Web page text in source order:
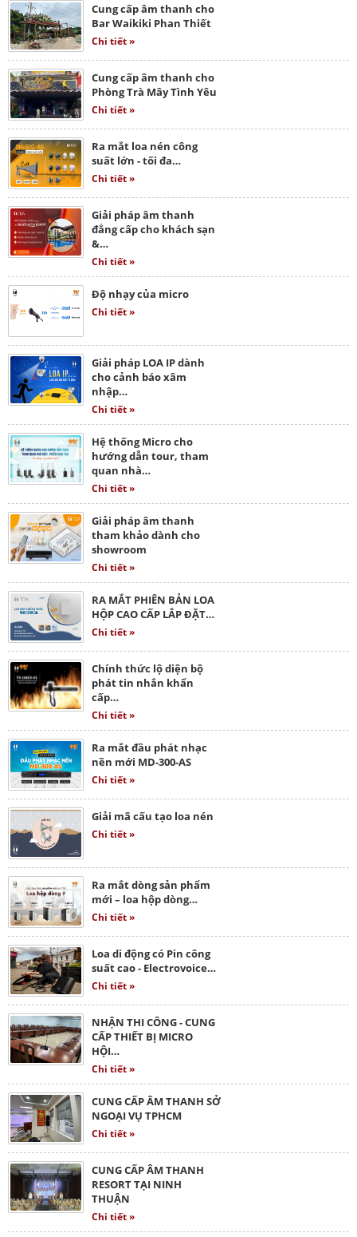
Cung cấp âm thanh cho
Bar Waikiki Phan Thiết
Chi tiết »
Cung cấp âm thanh cho
Phòng Trà Mây Tình Yêu
Chi tiết »
Ra mắt loa nén công
suất lớn - tối đa…
Chi tiết »
Giải pháp âm thanh
đẳng cấp cho khách sạn
&…
Chi tiết »
Độ nhạy của micro
Chi tiết »
Giải pháp LOA IP dành
cho cảnh báo xâm
nhập…
Chi tiết »
Hệ thống Micro cho
hướng dẫn tour, tham
quan nhà…
Chi tiết »
Giải pháp âm thanh
tham khảo dành cho
showroom
Chi tiết »
RA MẮT PHIÊN BẢN LOA
HỘP CAO CẤP LẮP ĐẶT…
Chi tiết »
Chính thức lộ diện bộ
phát tin nhắn khẩn
cấp…
Chi tiết »
Ra mắt đầu phát nhạc
nền mới MD-300-AS
Chi tiết »
Giải mã cấu tạo loa nén
Chi tiết »
Ra mắt dòng sản phẩm
mới – loa hộp dòng…
Chi tiết »
Loa di động có Pin công
suất cao - Electrovoice…
Chi tiết »
NHẬN THI CÔNG - CUNG
CẤP THIẾT BỊ MICRO
HỘI…
Chi tiết »
CUNG CẤP ÂM THANH SỞ
NGOẠI VỤ TPHCM
Chi tiết »
CUNG CẤP ÂM THANH
RESORT TẠI NINH
THUẬN
Chi tiết »